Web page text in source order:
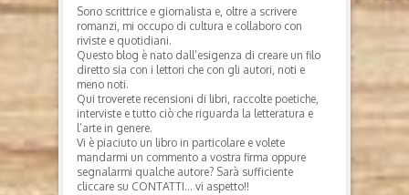
Sono scrittrice e giornalista e, oltre a scrivere
romanzi, mi occupo di cultura e collaboro con
riviste e quotidiani.
Questo blog è nato dall’esigenza di creare un filo
diretto sia con i lettori che con gli autori, noti e
meno noti.
Qui troverete recensioni di libri, raccolte poetiche,
interviste e tutto ciò che riguarda la letteratura e
l’arte in genere.
Vi è piaciuto un libro in particolare e volete
mandarmi un commento a vostra firma oppure
segnalarmi qualche autore? Sarà sufficiente
cliccare su CONTATTI… vi aspetto!!